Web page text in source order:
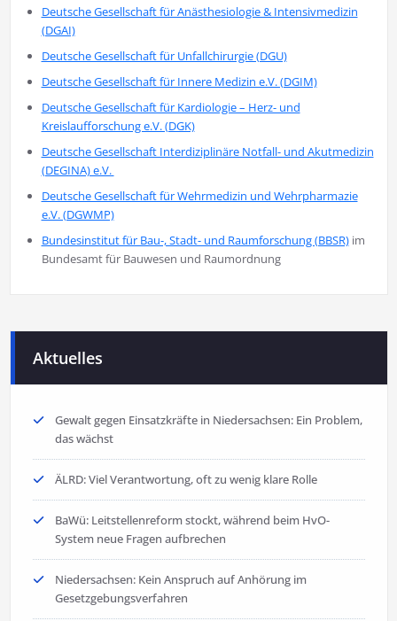
Deutsche Gesellschaft für Anästhesiologie & Intensivmedizin
(DGAI)
Deutsche Gesellschaft für Unfallchirurgie (DGU)
Deutsche Gesellschaft für Innere Medizin e.V. (DGIM)
Deutsche Gesellschaft für Kardiologie – Herz- und
Kreislaufforschung e.V. (DGK)
Deutsche Gesellschaft Interdiziplinäre Notfall- und Akutmedizin
(DEGINA) e.V.
Deutsche Gesellschaft für Wehrmedizin und Wehrpharmazie
e.V. (DGWMP)
Bundesinstitut für Bau-, Stadt- und Raumforschung (BBSR)im
Bundesamt für Bauwesen und Raumordnung
Aktuelles
Gewalt gegen Einsatzkräfte in Niedersachsen: Ein Problem,
das wächst
ÄLRD: Viel Verantwortung, oft zu wenig klare Rolle
BaWü: Leitstellenreform stockt, während beim HvO-
System neue Fragen aufbrechen
Niedersachsen: Kein Anspruch auf Anhörung im
Gesetzgebungsverfahren